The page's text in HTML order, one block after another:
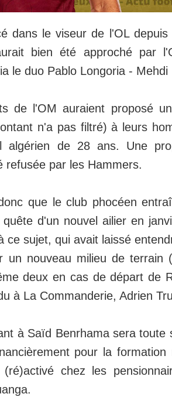
dans le viseur de l'OL
bien été approché par
le duo Pablo Longoria - Mehdi
de l'OM auraient proposé
n'a pas filtré) à leurs
algérien de 28 ans. Une
refusée par les Hammers.
que le club phocéen
d'un nouvel ailier en
ce sujet, qui avait laissé
un nouveau milieu de terrain
deux en cas de départ de
à La Commanderie, Adrien
à Saïd Benrhama sera toute
pour la
chez les